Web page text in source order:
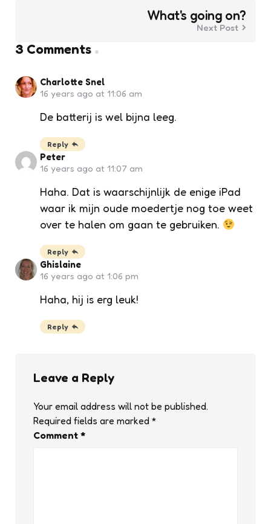
What's going on?
Next Post
3 Comments
Charlotte Snel
16 years ago at 11:06 am
De batterij is wel bijna leeg.
Reply
Peter
16 years ago at 11:07 am
Haha. Dat is waarschijnlijk de enige iPad
waar ik mijn oude moedertje nog toe weet
over te halen om gaan te gebruiken.
Reply
Ghislaine
16 years ago at 1:06 pm
Haha, hij is erg leuk!
Reply
Leave a Reply
Your email address will not be published.
Required fields are marked *
Comment *